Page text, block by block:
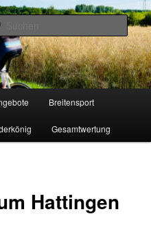
Breitensport
Gesamtwertung
Hattingen